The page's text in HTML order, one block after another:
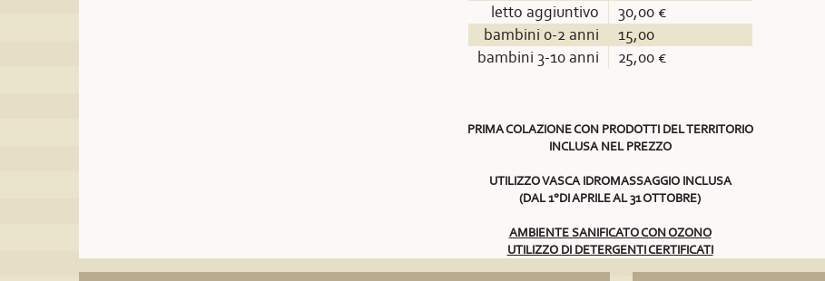
letto aggiuntivo
30,00 €
bambini 0-2 anni
15,00
bambini 3-10 anni
25,00 €
PRIMA COLAZIONE CON PRODOTTI DEL TERRITORIO
INCLUSA NEL PREZZO
UTILIZZO VASCA IDROMASSAGGIO INCLUSA
(DAL 1°DI APRILE AL 31 OTTOBRE)
AMBIENTE SANIFICATO CON OZONO
UTILIZZO DI DETERGENTI CERTIFICATI